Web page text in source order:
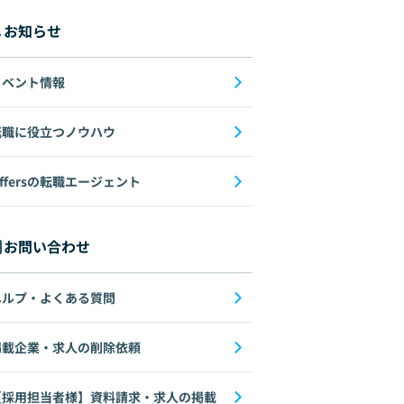
お知らせ
ント情報
に役立つノウハウ
の転職エージェント
お問い合わせ
プ・よくある質問
企業・求人の削除依頼
用担当者様】資料請求・求人の掲載